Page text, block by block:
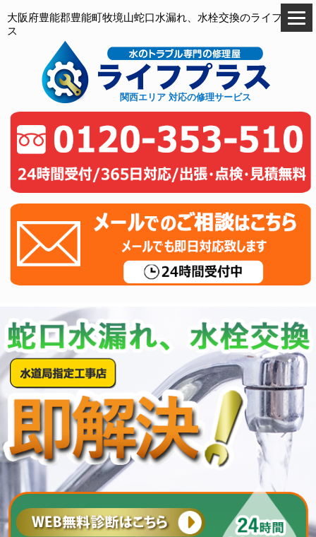
大阪府豊能郡豊能町牧境山蛇口水漏れ、水栓交換のライフプラ
ス
関西エリア 対応の修理サービス